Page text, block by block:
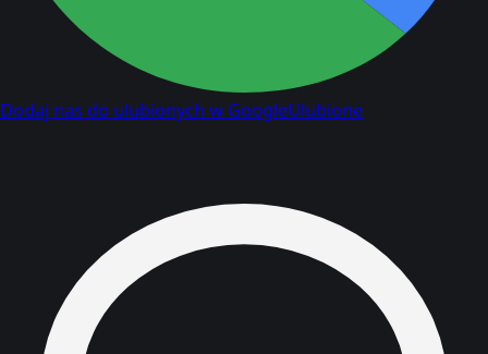
Dodaj nas do ulubionych w GoogleUlubione